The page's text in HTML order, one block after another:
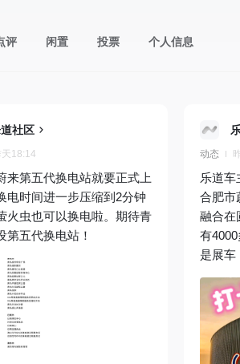
评 闲置 投票 个人信息
社区
天18:14
来第五代换电站就要正式上
电时间进一步压缩到2分钟
火虫也可以换电啦。期待青
第五代换电站！
动态
乐道
合肥市
融合在
有
是展车
然，
台点
加“小
与F2工